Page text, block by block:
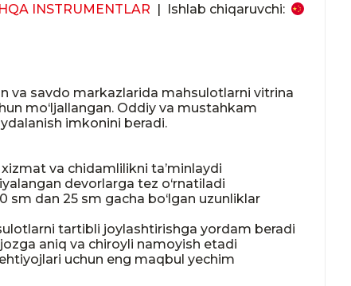
INSTRUMENTLAR | Ishlab chiqaruvchi:
va savdo markazlarida mahsulotlarni vitrina
mo‘ljallangan. Oddiy va mustahkam
imkonini beradi.
va chidamlilikni ta’minlaydi
devorlarga tez o‘rnatiladi
sm dan 25 sm gacha bo‘lgan uzunliklar
tartibli joylashtirishga yordam beradi
aniq va chiroyli namoyish etadi
uchun eng maqbul yechim